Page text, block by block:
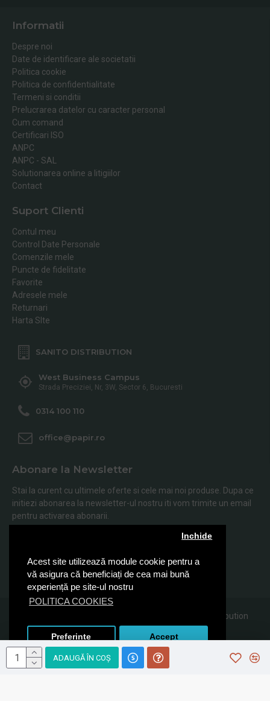
Acest site utilizează module cookie pentru a
vă asigura că beneficiați de cea mai bună
experiență pe site-ul nostru
POLITICA COOKIES
Inchide
Preferinte Accept
ADAUGĂ ÎN COŞ
Informatii
Despre noi
Date de identificare ale societatii
Politica cookie
Politica de confidentialitate
Termeni si conditii
Prelucrarea datelor cu caracter personal
Cum comand
Certificari ISO
ANPC
ANPC - SAL
Solutionarea online a litigiilor
Contact
Suport Clienti
Contul meu
Control Date Personale
Comenzile mele
Puncte de fidelitate
Favorite
Adresele mele
Returnari
Harta SIte
SANITO DISTRIBUTION
West Business Campus
Strada Preciziei, Nr, 3W, Sector 6, Bucuresti
0314 100 110
office@papir.ro
Abonare la Newsletter
Stai la curent cu ultimele oferte si cele mai noi produse. Dupa ce
initiezi abonarea la newsletter-ul nostru iti vom trimite un email
pentru activarea abonarii.
Abonare
Am citit şi sunt de acord cu Politica de Confidentialitate
© 2019, Papir.ro, Toate drepturile rezervate Sanito Distribution